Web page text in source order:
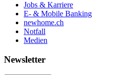
Jobs & Karriere
E- & Mobile Banking
newhome.ch
Notfall
Medien
Newsletter